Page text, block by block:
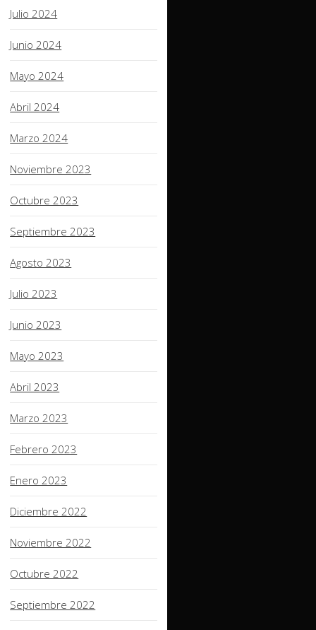
Julio 2024
Junio 2024
Mayo 2024
Abril 2024
Marzo 2024
Noviembre 2023
Octubre 2023
Septiembre 2023
Agosto 2023
Julio 2023
Junio 2023
Mayo 2023
Abril 2023
Marzo 2023
Febrero 2023
Enero 2023
Diciembre 2022
Noviembre 2022
Octubre 2022
Septiembre 2022